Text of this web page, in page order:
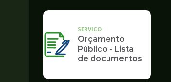
SERVICO
Orçamento
Público - Lista
de documentos